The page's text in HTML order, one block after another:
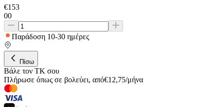
€153
00
Παράδοση 10-30 ημέρες
Πίσω
Βάλε τον ΤΚ σου
Πλήρωσε όπως σε βολεύει, από€12,75/μήνα